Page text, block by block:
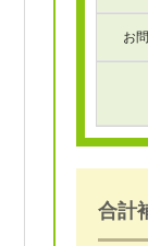
お
合計